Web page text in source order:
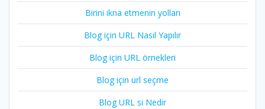
Birini ikna etmenin yolları
Blog için URL Nasıl Yapılır
Blog için URL örnekleri
Blog için url seçme
Blog URL si Nedir